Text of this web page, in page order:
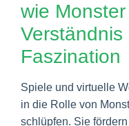
wie
Verständnis
Faszination
Spiele und virtuelle
in die Rolle von
schlüpfen. Sie